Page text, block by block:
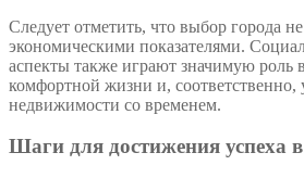
Следует отметить, что выбор города
экономическими показателями.
аспекты также играют значимую роль
комфортной жизни и, соответственно,
недвижимости со временем.
Шаги для достижения успеха